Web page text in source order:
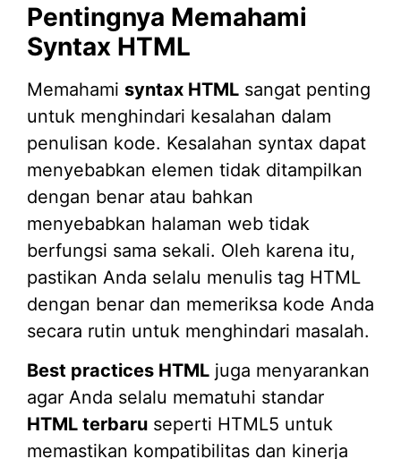
Pentingnya Memahami
Syntax HTML
Memahami syntax HTML sangat penting
untuk menghindari kesalahan dalam
penulisan kode. Kesalahan syntax dapat
menyebabkan elemen tidak ditampilkan
dengan benar atau bahkan
menyebabkan halaman web tidak
berfungsi sama sekali. Oleh karena itu,
pastikan Anda selalu menulis tag HTML
dengan benar dan memeriksa kode Anda
secara rutin untuk menghindari masalah.
Best practices HTML juga menyarankan
agar Anda selalu mematuhi standar
HTML terbaru seperti HTML5 untuk
memastikan kompatibilitas dan kinerja